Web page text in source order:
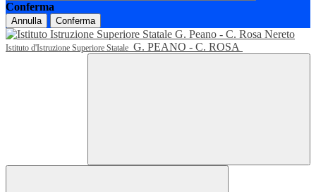
Conferma
Annulla Conferma
Istituto d'Istruzione Superiore Statale G. PEANO - C. ROSA